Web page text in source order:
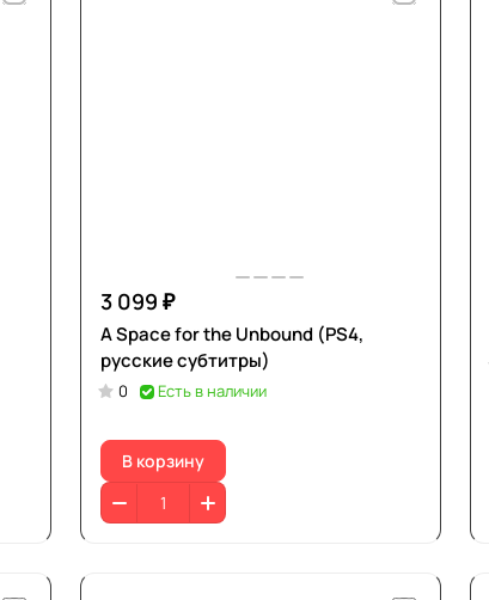
3 099 ₽
A Space for the Unbound (PS4,
русские субтитры)
0 Есть в наличии
В корзину